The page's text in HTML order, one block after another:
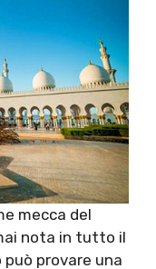
mecca del
nota in tutto il
può provare una